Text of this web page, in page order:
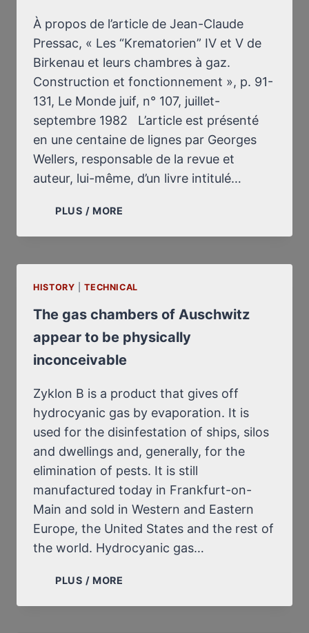
À propos de l’article de Jean-Claude
Pressac, « Les “Krematorien” IV et V de
Birkenau et leurs chambres à gaz.
Construction et fonctionnement », p. 91-
131, Le Monde juif, n° 107, juillet-
septembre 1982 L’article est présenté
en une centaine de lignes par Georges
Wellers, responsable de la revue et
auteur, lui-même, d’un livre intitulé…
PLUS / MORE
DES
GAZ”
EN
AGONIE
HISTORY |TECHNICAL
The gas chambers of Auschwitz
appear to be physically
inconceivable
Zyklon B is a product that gives off
hydrocyanic gas by evaporation. It is
used for the disinfestation of ships, silos
and dwellings and, generally, for the
elimination of pests. It is still
manufactured today in Frankfurt-on-
Main and sold in Western and Eastern
Europe, the United States and the rest of
the world. Hydrocyanic gas…
PLUS / MORE
CHAMBERS